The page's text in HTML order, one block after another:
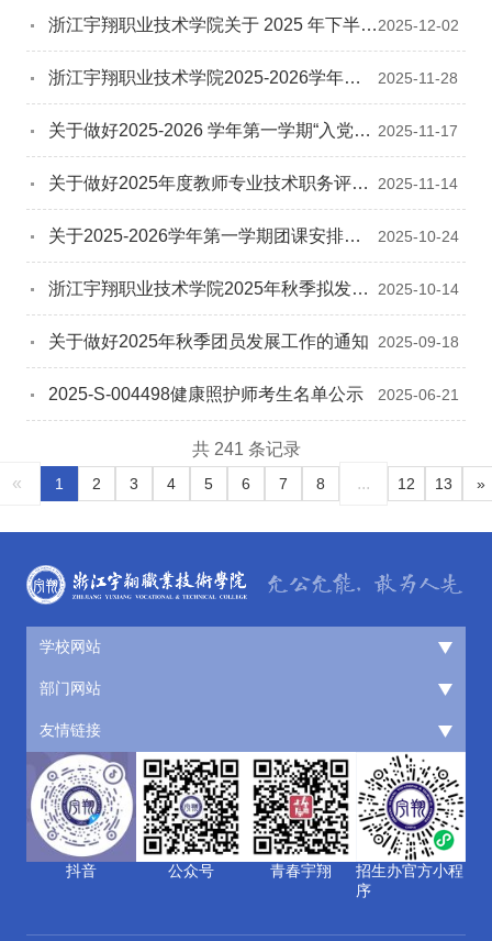
浙江宇翔职业技术学院关于 2025 年下半年2025-12-02
浙江宇翔职业技术学院2025-2026学年第
2025-11-28
关于做好2025-2026 学年第一学期“入党积 2025-11-17
关于做好2025年度教师专业技术职务评聘
2025-11-14
关于2025-2026学年第一学期团课安排通
2025-10-24
浙江宇翔职业技术学院2025年秋季拟发展
2025-10-14
关于做好2025年秋季团员发展工作的通知 2025-09-18
2025-S-004498健康照护师考生名单公示 2025-06-21
共 241 条记录
«
1 2 3 4 5 6 7 8 ... 12 13 »
学校网站
部门网站
友情链接
抖音 公众号 青春宇翔
招生办官方小程
序